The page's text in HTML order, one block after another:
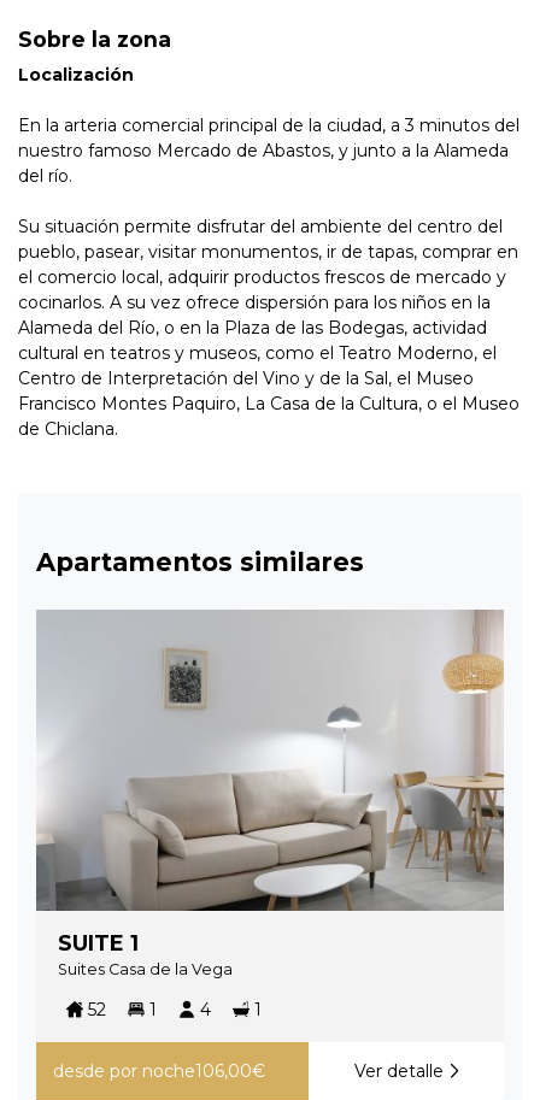
Sobre la zona
Localización
En la arteria comercial principal de la ciudad, a 3 minutos del
nuestro famoso Mercado de Abastos, y junto a la Alameda
del río.
Su situación permite disfrutar del ambiente del centro del
pueblo, pasear, visitar monumentos, ir de tapas, comprar en
el comercio local, adquirir productos frescos de mercado y
cocinarlos. A su vez ofrece dispersión para los niños en la
Alameda del Río, o en la Plaza de las Bodegas, actividad
cultural en teatros y museos, como el Teatro Moderno, el
Centro de Interpretación del Vino y de la Sal, el Museo
Francisco Montes Paquiro, La Casa de la Cultura, o el Museo
de Chiclana.
Apartamentos similares
SUITE 1
Suites Casa de la Vega
52 1 4 1
desde por noche106,00€ Ver detalle